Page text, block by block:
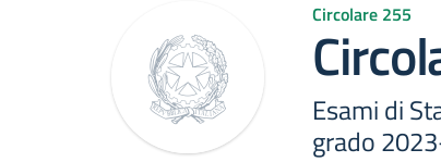
Circolare 255
Esami di
grado